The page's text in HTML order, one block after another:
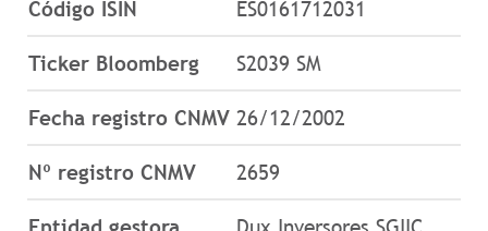
Código ISIN ES0161712031
Ticker Bloomberg S2039 SM
Fecha registro CNMV 26/12/2002
Nº registro CNMV 2659